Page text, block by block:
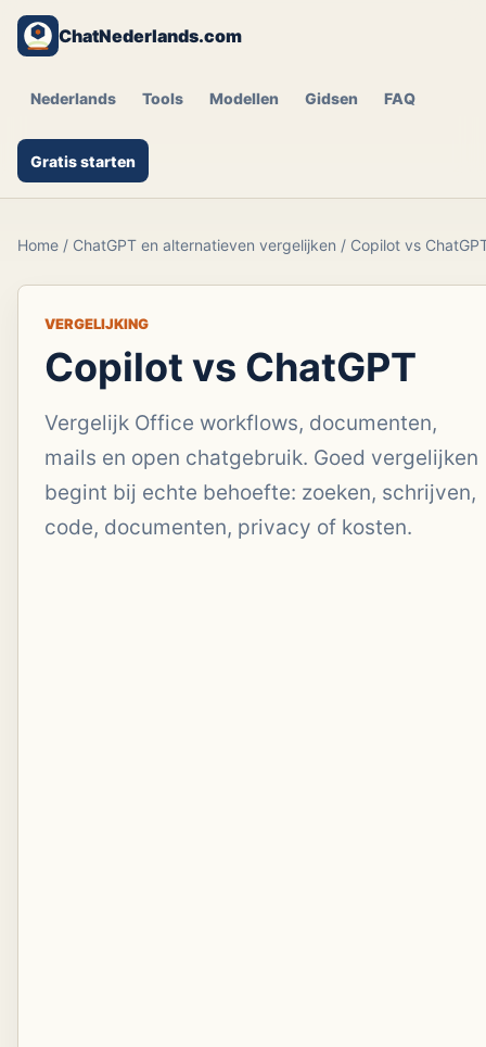
ChatNederlands.com
Nederlands Tools Modellen Gidsen FAQ
Gratis starten
Home / ChatGPT en alternatieven vergelijken / Copilot vs
VERGELIJKING
Copilot vs ChatGPT
Vergelijk Office workflows, documenten,
mails en open chatgebruik. Goed vergelijken
begint bij echte behoefte: zoeken, schrijven,
code, documenten, privacy of kosten.